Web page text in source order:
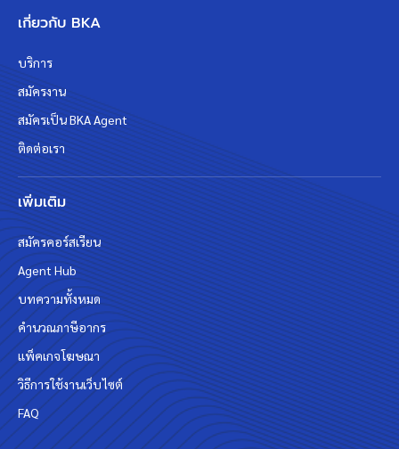
เกี่ยวกับ BKA
บริการ
สมัครงาน
สมัครเป็น BKA Agent
ติดต่อเรา
เพิ่มเติม
สมัครคอร์สเรียน
Agent Hub
บทความทั้งหมด
คำนวณภาษีอากร
แพ็คเกจโฆษณา
วิธีการใช้งานเว็บไซต์
FAQ